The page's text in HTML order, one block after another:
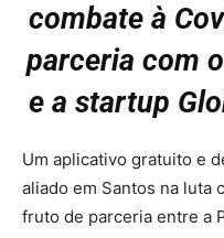
combate à
parceria com
e a startup
Um aplicativo gratuito e
aliado em Santos na luta
fruto de parceria entre a